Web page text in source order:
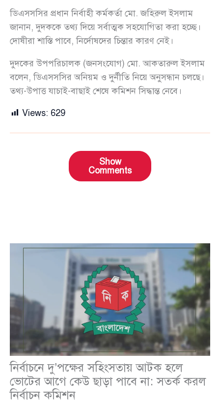
ডিএসসসির প্রধান নির্বাহী কর্মকর্তা মো. জহিরুল ইসলাম
জানান, দুদককে তথ্য দিয়ে সর্বাত্মক সহযোগিতা করা হচ্ছে।
দোষীরা শাস্তি পাবে, নির্দোষদের চিন্তার কারণ নেই।
দুদকের উপপরিচালক (জনসংযোগ) মো. আকতারুল ইসলাম
বলেন, ডিএসসসির অনিয়ম ও দুর্নীতি নিয়ে অনুসন্ধান চলছে।
তথ্য-উপাত্ত যাচাই-বাছাই শেষে কমিশন সিদ্ধান্ত নেবে।
Views: 629
Show
Comments
নির্বাচনে দু’পক্ষের সহিংসতায় আটক হলে
ভোটের আগে কেউ ছাড়া পাবে না: সতর্ক করল
নির্বাচন কমিশন